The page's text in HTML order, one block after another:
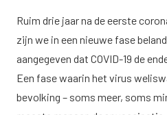
Ruim drie jaar na de eerste
zijn we in een nieuwe fase
aangegeven dat COVID-19 de
Een fase waarin het virus
bevolking – soms meer, soms